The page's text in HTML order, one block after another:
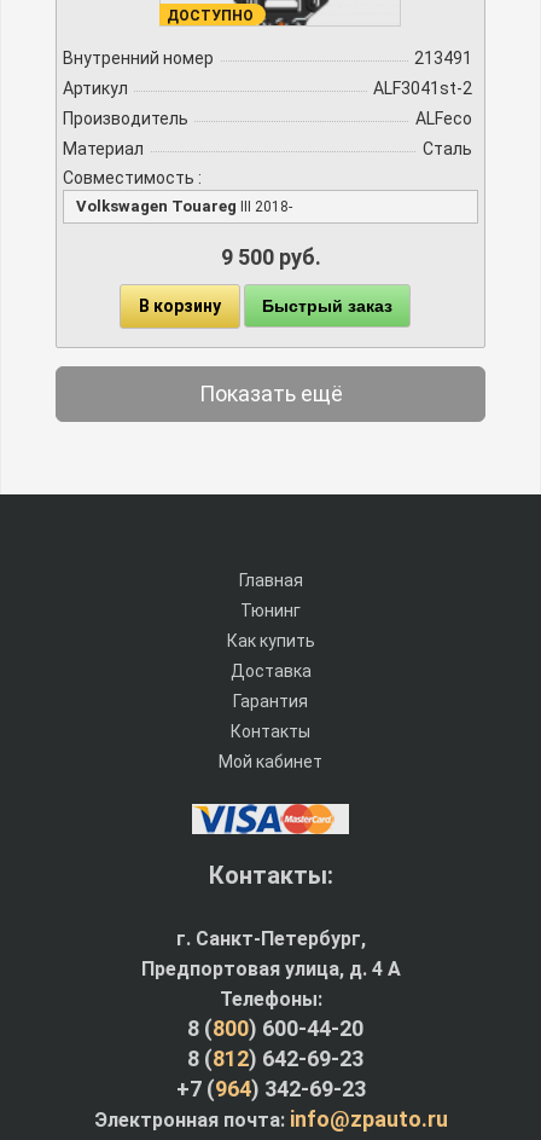
ДОСТУПНО
Внутренний номер
213491
Артикул
ALF3041st-2
Производитель
ALFeco
Материал
Сталь
Совместимость :
Volkswagen Touareg III 2018-
9 500 руб.
В корзину Быстрый заказ
Показать ещё
Главная
Тюнинг
Как купить
Доставка
Гарантия
Контакты
Мой кабинет
Контакты:
г. Санкт-Петербург,
Предпортовая улица, д. 4 A
Телефоны:
8 (800) 600-44-20
8 (812) 642-69-23
+7 (964) 342-69-23
Электронная почта: info@zpauto.ru